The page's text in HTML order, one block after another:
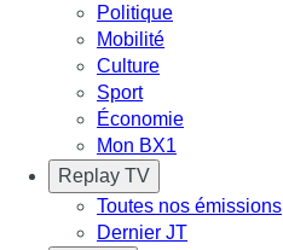
Politique
Mobilité
Culture
Sport
Économie
Mon BX1
Replay TV
Toutes nos émissions
Dernier JT